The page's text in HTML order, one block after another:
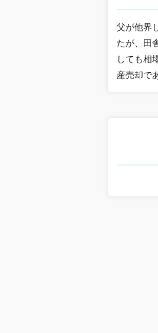
父が他界
たが、田
しても相
産売却で